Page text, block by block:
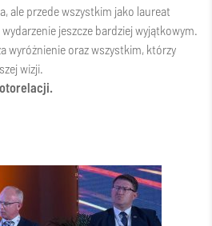
ale przede wszystkim jako laureat
jeszcze bardziej wyjątkowym.
wyróżnienie oraz wszystkim, którzy
wizji.